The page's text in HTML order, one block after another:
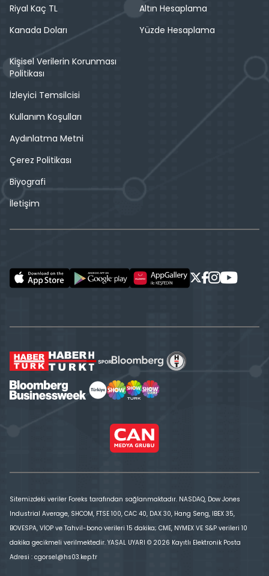
Riyal Kaç TL
Kanada Doları
Altın Hesaplama
Yüzde Hesaplama
Kişisel Verilerin Korunması
Politikası
İzleyici Temsilcisi
Kullanım Koşulları
Aydınlatma Metni
Çerez Politikası
Biyografi
İletişim
Sitemizdeki veriler Foreks tarafından sağlanmaktadır. NASDAQ, Dow Jones
Industrial Average, SHCOM, FTSE 100, CAC 40, DAX 30, Hang Seng, IBEX 35,
BOVESPA, VİOP ve Tahvil-bono verileri 15 dakika; CME, NYMEX VE S&P verileri 10
dakika gecikmeli verilmektedir. YASAL UYARI © 2026 Kayıtlı Elektronik Posta
Adresi : cgorsel@hs03.kep.tr